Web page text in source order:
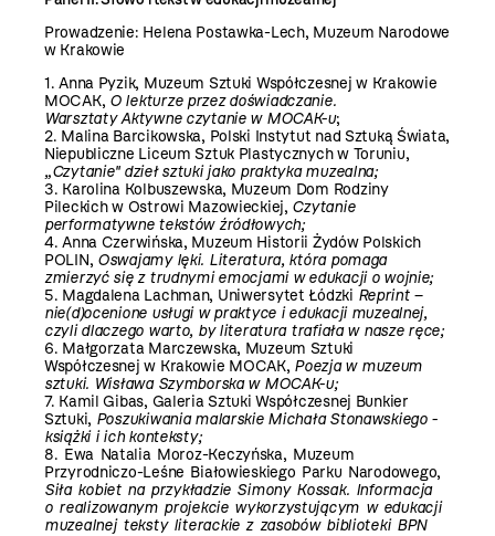
Prowadzenie: Helena Postawka-Lech, Muzeum Narodowe
w Krakowie
1. Anna Pyzik, Muzeum Sztuki Współczesnej w Krakowie
MOCAK, O lekturze przez doświadczanie.
Warsztaty Aktywne czytanie w MOCAK-u;
2. Malina Barcikowska, Polski Instytut nad Sztuką Świata,
Niepubliczne Liceum Sztuk Plastycznych w Toruniu,
„Czytanie" dzieł sztuki jako praktyka muzealna;
3. Karolina Kolbuszewska, Muzeum Dom Rodziny
Pileckich w Ostrowi Mazowieckiej, Czytanie
performatywne tekstów źródłowych;
4. Anna Czerwińska, Muzeum Historii Żydów Polskich
POLIN, Oswajamy lęki. Literatura, która pomaga
zmierzyć się z trudnymi emocjami w edukacji o wojnie;
5. Magdalena Lachman, Uniwersytet Łódzki Reprint –
nie(d)ocenione usługi w praktyce i edukacji muzealnej,
czyli dlaczego warto, by literatura trafiała w nasze ręce;
6. Małgorzata Marczewska, Muzeum Sztuki
Współczesnej w Krakowie MOCAK, Poezja w muzeum
sztuki. Wisława Szymborska w MOCAK-u;
7. Kamil Gibas, Galeria Sztuki Współczesnej Bunkier
Sztuki, Poszukiwania malarskie Michała Stonawskiego -
książki i ich konteksty;
8. Ewa Natalia Moroz-Keczyńska, Muzeum
Przyrodniczo-Leśne Białowieskiego Parku Narodowego,
Siła kobiet na przykładzie Simony Kossak. Informacja
o realizowanym projekcie wykorzystującym w edukacji
muzealnej teksty literackie z zasobów biblioteki BPN